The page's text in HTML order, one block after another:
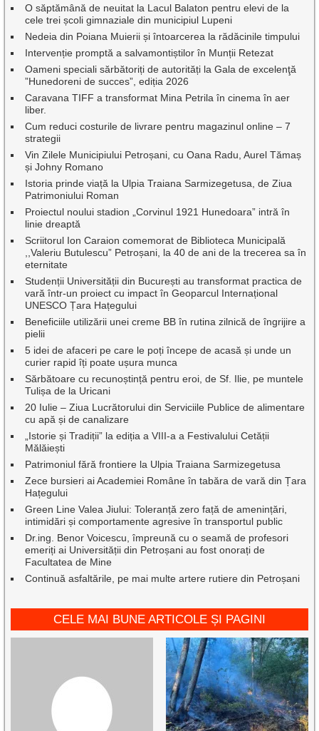
O săptămână de neuitat la Lacul Balaton pentru elevi de la
cele trei școli gimnaziale din municipiul Lupeni
Nedeia din Poiana Muierii și întoarcerea la rădăcinile timpului
Intervenție promptă a salvamontiștilor în Munții Retezat
Oameni speciali sărbătoriți de autorități la Gala de excelenţă
”Hunedoreni de succes”, ediția 2026
Caravana TIFF a transformat Mina Petrila în cinema în aer
liber.
Cum reduci costurile de livrare pentru magazinul online – 7
strategii
Vin Zilele Municipiului Petroșani, cu Oana Radu, Aurel Tămaș
și Johny Romano
Istoria prinde viață la Ulpia Traiana Sarmizegetusa, de Ziua
Patrimoniului Roman
Proiectul noului stadion „Corvinul 1921 Hunedoara” intră în
linie dreaptă
Scriitorul Ion Caraion comemorat de Biblioteca Municipală
,,Valeriu Butulescu” Petroșani, la 40 de ani de la trecerea sa în
eternitate
Studenții Universității din București au transformat practica de
vară într-un proiect cu impact în Geoparcul Internațional
UNESCO Țara Hațegului
Beneficiile utilizării unei creme BB în rutina zilnică de îngrijire a
pielii
5 idei de afaceri pe care le poți începe de acasă și unde un
curier rapid îți poate ușura munca
Sărbătoare cu recunoștință pentru eroi, de Sf. Ilie, pe muntele
Tulișa de la Uricani
20 Iulie – Ziua Lucrătorului din Serviciile Publice de alimentare
cu apă și de canalizare
„Istorie și Tradiții” la ediția a VIII-a a Festivalului Cetății
Mălăiești
Patrimoniul fără frontiere la Ulpia Traiana Sarmizegetusa
Zece bursieri ai Academiei Române în tabăra de vară din Țara
Hațegului
Green Line Valea Jiului: Toleranță zero față de amenințări,
intimidări și comportamente agresive în transportul public
Dr.ing. Benor Voicescu, împreună cu o seamă de profesori
emeriți ai Universității din Petroșani au fost onorați de
Facultatea de Mine
Continuă asfaltările, pe mai multe artere rutiere din Petroșani
CELE MAI BUNE ARTICOLE ȘI PAGINI